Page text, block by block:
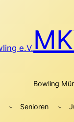
Bowling
Senioren